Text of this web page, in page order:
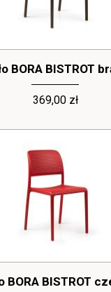
BORA BISTROT
369,00 zł
BORA BISTROT